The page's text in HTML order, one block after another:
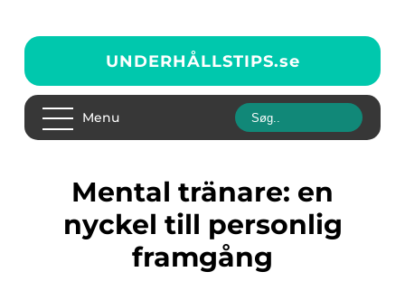
UNDERHÅLLSTIPS.se
Menu
Mental tränare: en
nyckel till personlig
framgång